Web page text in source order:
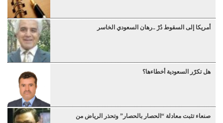
أمريكا إلى السقوط دُرْ ..رهان السعودي الخاسر
هل تكرّر السعودية أخطاءها؟
صنعاء تثبت معادلة “الحصار بالحصار” وتحذر الرياض من